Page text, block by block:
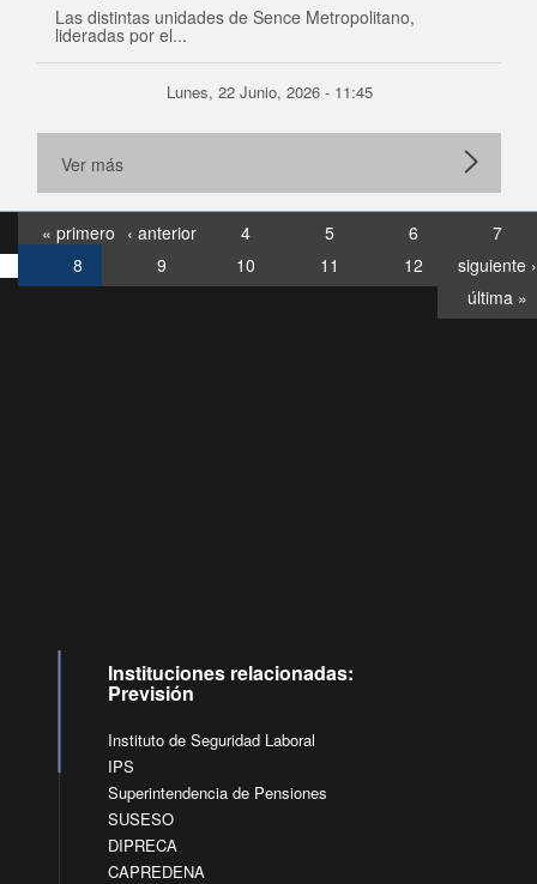
Las distintas unidades de Sence Metropolitano,
lideradas por el...
Lunes, 22 Junio, 2026 - 11:45
Ver más
« primero ‹ anterior 4 5 6
7
8
9 10 11 12
siguiente ›
última »
Instituciones relacionadas:
Previsión
Instituto de Seguridad Laboral
IPS
Superintendencia de Pensiones
SUSESO
DIPRECA
CAPREDENA